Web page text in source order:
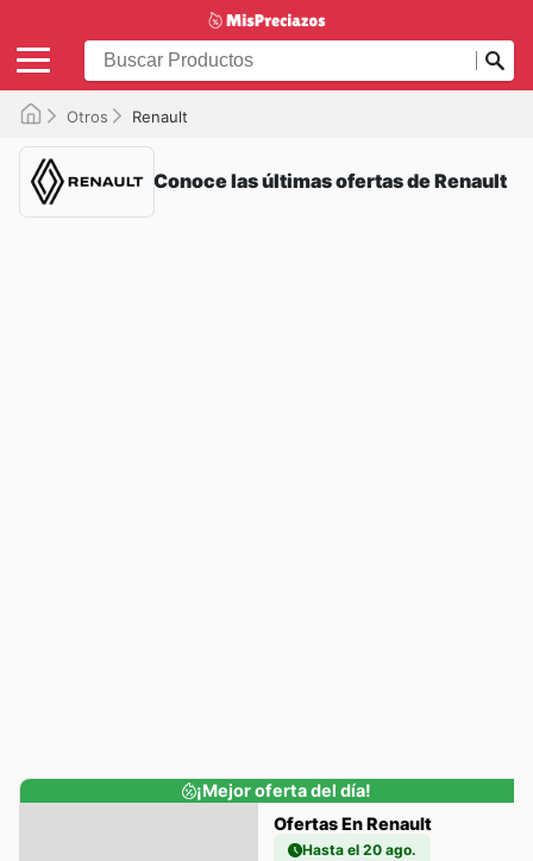
Otros Renault
Conoce las últimas ofertas de Renault
¡Mejor oferta del día!
Ofertas En Renault
Hasta el 20 ago.